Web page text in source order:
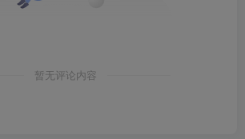
暂无评论内容